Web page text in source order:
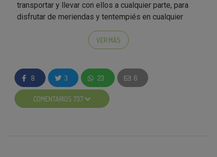
transportar y llevar con ellos a cualquier parte, para
disfrutar de meriendas y tentempiés en cualquier
momento y lugar. Con el nuevo Snack Hero Solo, no
solo consiguen la mejor calidad para sus hijos, sino
que además favorecen a la exposición de nuevas
¿Por qué los nuevos Hero Solo son la mejor
VER MÁS
8 3 23 6
COMENTARIOS 737